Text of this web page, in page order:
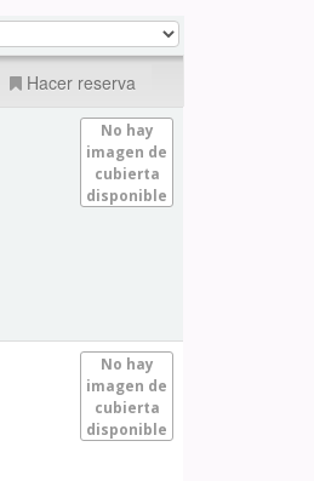
Hacer reserva
No hay
imagen de
cubierta
disponible
No hay
imagen de
cubierta
disponible